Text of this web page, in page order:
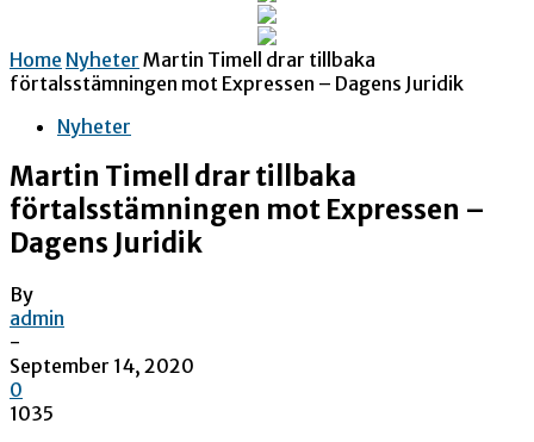
Home Nyheter Martin Timell drar tillbaka
förtalsstämningen mot Expressen – Dagens Juridik
Nyheter
Martin Timell drar tillbaka
förtalsstämningen mot Expressen –
Dagens Juridik
By
admin
-
September 14, 2020
0
1035